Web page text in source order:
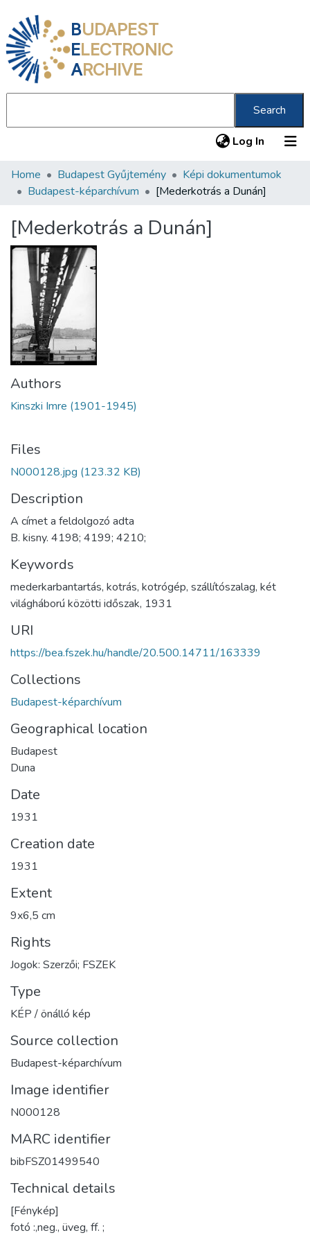
BUDAPEST
ELECTRONIC
ARCHIVE
Search
Log In (current)
Communities & Collections
Statistics
About us
Home Budapest Gyűjtemény
Képi dokumentumok
Budapest-képarchívum
[Mederkotrás a Dunán]
[Mederkotrás a Dunán]
Authors
Kinszki Imre (1901-1945)
Files
N000128.jpg (123.32 KB)
Description
A címet a feldolgozó adta
B. kisny. 4198; 4199; 4210;
Keywords
mederkarbantartás, kotrás, kotrógép, szállítószalag, két
világháború közötti időszak, 1931
URI
https://bea.fszek.hu/handle/20.500.14711/163339
Collections
Budapest-képarchívum
Geographical location
Budapest
Duna
Date
1931
Creation date
1931
Extent
9x6,5 cm
Rights
Jogok: Szerzői; FSZEK
Type
KÉP / önálló kép
Source collection
Budapest-képarchívum
Image identifier
N000128
MARC identifier
bibFSZ01499540
Technical details
[Fénykép]
fotó :,neg., üveg, ff. ;